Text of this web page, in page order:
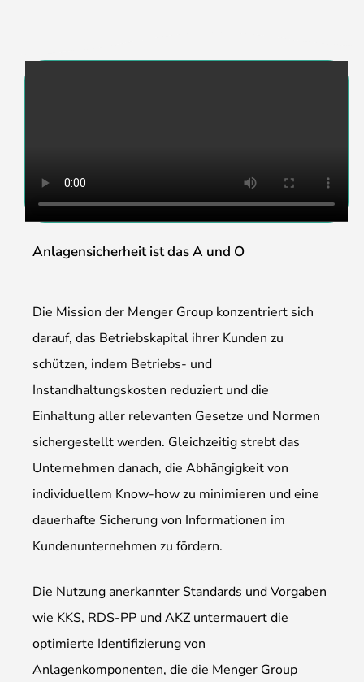
Anlagensicherheit ist das A und O
Die Mission der Menger Group konzentriert sich
darauf, das Betriebskapital ihrer Kunden zu
schützen, indem Betriebs- und
Instandhaltungskosten reduziert und die
Einhaltung aller relevanten Gesetze und Normen
sichergestellt werden. Gleichzeitig strebt das
Unternehmen danach, die Abhängigkeit von
individuellem Know-how zu minimieren und eine
dauerhafte Sicherung von Informationen im
Kundenunternehmen zu fördern.
Die Nutzung anerkannter Standards und Vorgaben
wie KKS, RDS-PP und AKZ untermauert die
optimierte Identifizierung von
Anlagenkomponenten, die die Menger Group